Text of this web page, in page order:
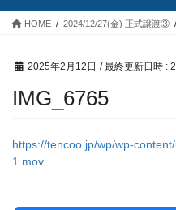
ス
ン
HOME 2024/12/27(金) 正式譲渡③
2025年2月12日 / 最終更新日時 :
IMG_6765
https://tencoo.jp/wp/wp-
1.mov